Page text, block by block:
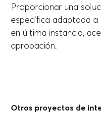
Otros proyectos de
Proporcionar una
específica adaptada
en última instancia,
aprobación.